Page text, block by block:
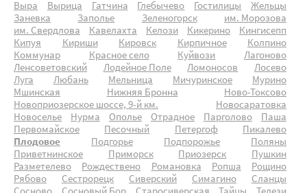
Выра
Вырица Гатчина Глебычево Гостилицы
Жельцы
Заневка
Заполье Зеленогорск
им. Морозова
им. Свердлова
Кавелахта Келози Кикерино
Кингисепп
Кипуя
Кириши Кировск Кирпичное
Колпино
Коммунар
Красное село Куйвози
Лагоново
Ленсоветовский
Лодейное Поле Ломоносов
Лосево
Луга
Любань Мельница Мичуринское
Мурино
Мшинская
Нижняя Бронна
Ново-Токсово
Новоприозерское шоссе, 9-й км.
Новосаратовка
Новоселье
Нурма Ополье Отрадное Парголово
Паша
Первомайское
Песочный Петергоф
Пикалево
Плодовое
Подгорье Подпорожье
Поляны
Приветнинское
Приморск Приозерск
Пушкин
Разметелево
Рождествено Романовка Ропша
Рощино
Рябово
Сестрорецк Сиверский Симагино
Сланцы